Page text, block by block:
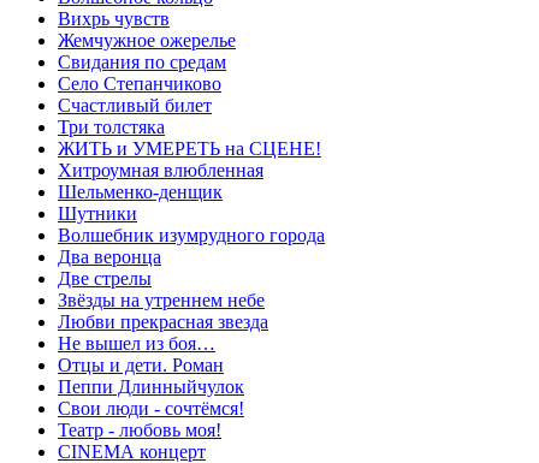
Вихрь чувств
Жемчужное ожерелье
Свидания по средам
Село Степанчиково
Счастливый билет
Три толстяка
ЖИТЬ и УМЕРЕТЬ на СЦЕНЕ!
Хитроумная влюбленная
Шельменко-денщик
Шутники
Волшебник изумрудного города
Два веронца
Две стрелы
Звёзды на утреннем небе
Любви прекрасная звезда
Не вышел из боя…
Отцы и дети. Роман
Пеппи Длинныйчулок
Свои люди - сочтёмся!
Театр - любовь моя!
СINЕМА концерт